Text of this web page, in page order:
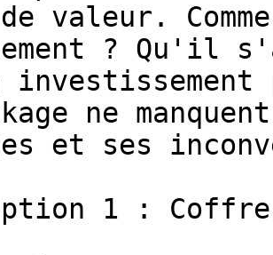
valeur.
? Qu'il
ne
et ses